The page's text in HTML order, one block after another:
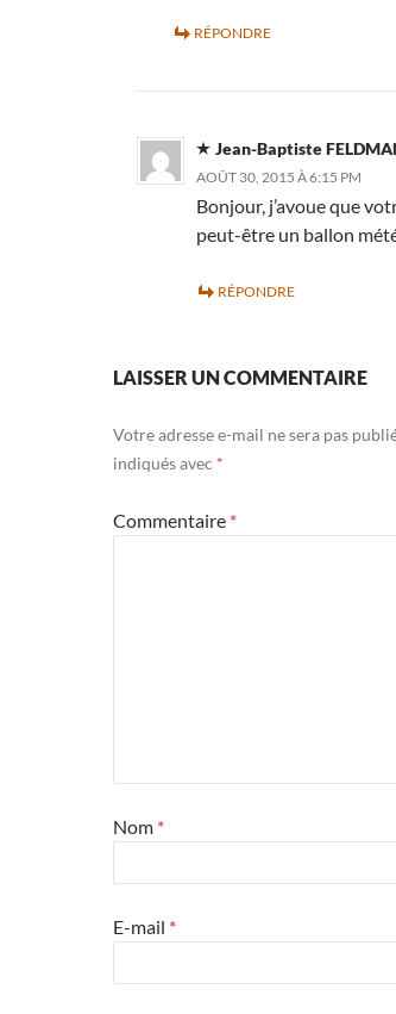
RÉPONDRE
Jean-Baptiste
AOÛT 30, 2015 À 6:15 PM
Bonjour, j’avoue que
peut-être un ballon
RÉPONDRE
LAISSER UN COMMENTAIRE
Votre adresse e-mail ne sera pas
indiqués avec *
Commentaire *
Nom *
E-mail *